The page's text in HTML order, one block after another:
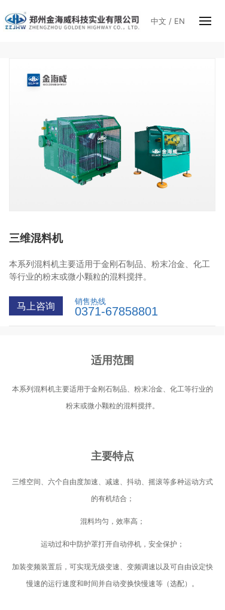
中文 / EN
三维混料机
本系列混料机主要适用于金刚石制品、粉末冶金、化工
等行业的粉末或微小颗粒的混料搅拌。
马上咨询 销售热线
0371-67858801
适用范围
本系列混料机主要适用于金刚石制品、粉末冶金、化工等行业的
粉末或微小颗粒的混料搅拌。
主要特点
三维空间、六个自由度加速、减速、抖动、摇滚等多种运动方式
的有机结合；
混料均匀，效率高；
运动过和中防护罩打开自动停机，安全保护；
加装变频装置后，可实现无级变速、变频调速以及可自由设定快
慢速的运行速度和时间并自动变换快慢速等（选配）。